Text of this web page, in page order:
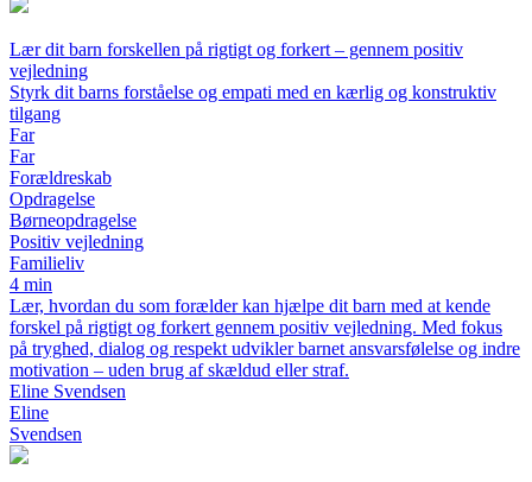
Lær dit barn forskellen på rigtigt og forkert – gennem positiv
vejledning
Styrk dit barns forståelse og empati med en kærlig og konstruktiv
tilgang
Far
Far
Forældreskab
Opdragelse
Børneopdragelse
Positiv vejledning
Familieliv
4 min
Lær, hvordan du som forælder kan hjælpe dit barn med at kende
forskel på rigtigt og forkert gennem positiv vejledning. Med fokus
på tryghed, dialog og respekt udvikler barnet ansvarsfølelse og indre
motivation – uden brug af skældud eller straf.
Eline Svendsen
Eline
Svendsen